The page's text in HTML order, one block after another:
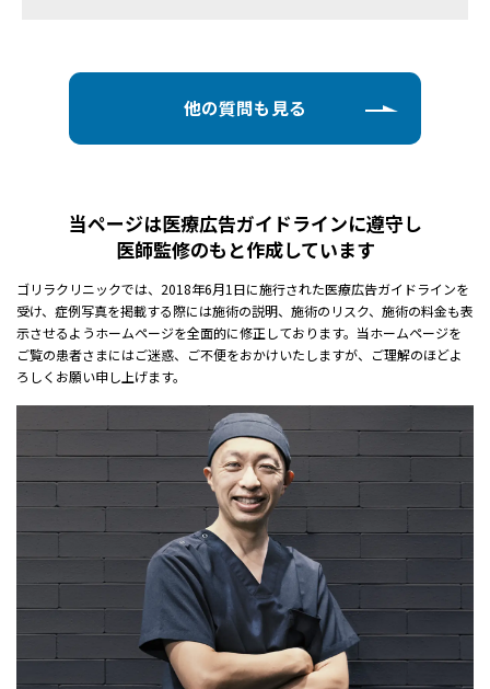
他の質問も見る
当ページは医療広告ガイドラインに遵守し
医師監修のもと作成しています
ゴリラクリニックでは、2018年6月1日に施行された医療広告ガイドラインを
受け、症例写真を掲載する際には施術の説明、施術のリスク、施術の料金も表
示させるようホームページを全面的に修正しております。当ホームページを
ご覧の患者さまにはご迷惑、ご不便をおかけいたしますが、ご理解のほどよ
ろしくお願い申し上げます。